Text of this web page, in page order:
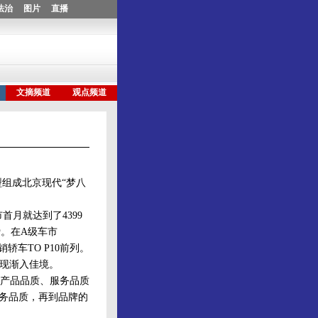
成北京现代“梦八
月就达到了4399
在A级车市
车TO P10前列。
渐入佳境。
品品质、服务品质
品质，再到品牌的